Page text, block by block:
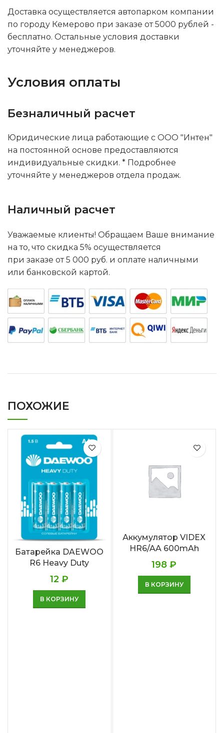
Доставка осуществляется автопарком компании
по городу Кемерово при заказе от 5000 рублей -
бесплатно. Остальные условия доставки
уточняйте у менеджеров.
Условия оплаты
Безналичный расчет
Юридические лица работающие с ООО "Интен"
на постоянной основе предоставляются
индивидуальные скидки. * Подробнее
уточняйте у менеджеров отдела продаж.
Наличный расчет
Уважаемые клиенты! Обращаем Ваше внимание
на то, что скидка 5% осуществляется
при заказе от 5 000 руб. и оплате наличными
или банковской картой.
ПОХОЖИЕ
Батарейка DAEWOO
R6 Heavy Duty
12₽
В КОРЗИНУ
Аккумулятор VIDEX
HR6/AA 600mAh
198₽
В КОРЗИНУ